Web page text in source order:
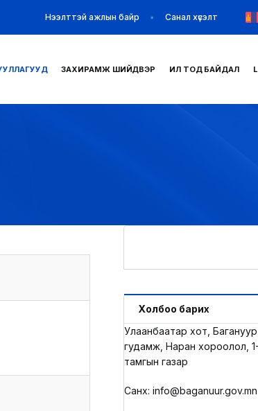
Нээлттэй ажлын байр Санал хүсэлт
ЗАХИРАМЖ ШИЙДВЭР ИЛ ТОД БАЙДАЛ
Холбоо барих
Улаанбаатар хот, Багануур
гудамж, Наран хороолол,
тамгын газар
Санхүү: info@baganuur.gov.mn